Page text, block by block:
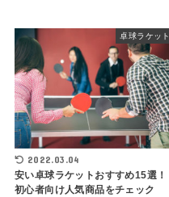
卓球ラケット
2022.03.04
安い卓球ラケットおすすめ15選！
初心者向け人気商品をチェック